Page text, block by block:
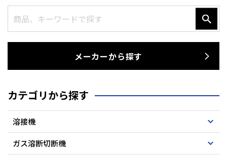
メーカーから探す
カテゴリから探す
溶接機
ガス溶断切断機